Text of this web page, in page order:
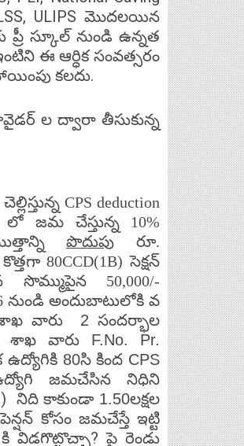
ELSS, ULIPS మొదలయిన
స్కూల్ నుండి ఉన్నత
ఈ ఆర్ధిక సంవత్సరం
కలదు.
ల ద్వారా తీసుకున్న
చెల్లిస్తున్నCPS deduction
లో జమ చేస్తున్న10%
పొదుపురూ.
80CCD(1B) సెక్షన్
సొమ్ముపైన 50,000/-
నుండి అందుబాటులోకి వ
శాఖ వారు 2 సందర్భాల
వారు F.No. Pr.
ఉద్యోగికి 80సికింద CPS
జమచేసిన నిధిని
నిది కాకుండా 1.50లక్షల
కోసం జమచేస్తే ఇట్టి
విడగొట్టొచ్చా? పై రెండు